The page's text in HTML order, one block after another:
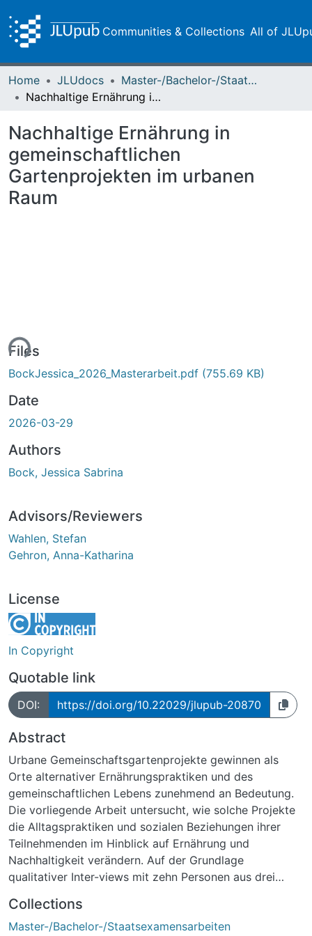
Communities & Collections All of
Home JLUdocs
Master-/Bachelor-/Staatsexamensarbeiten
Nachhaltige Ernährung in gemeinschaftlichen Gartenprojekten im urbanen Raum
Nachhaltige Ernährung in
gemeinschaftlichen
Gartenprojekten im urbanen
Raum
Files
BockJessica_2026_Masterarbeit.pdf (755.69 KB)
Date
2026-03-29
Authors
Bock, Jessica Sabrina
Advisors/Reviewers
Wahlen, Stefan
Gehron, Anna-Katharina
License
In Copyright
Quotable link
DOI: https://doi.org/10.22029/jlupub-20870
Abstract
Urbane Gemeinschaftsgartenprojekte gewinnen als
Orte alternativer Ernährungspraktiken und des
gemeinschaftlichen Lebens zunehmend an Bedeutung.
Die vorliegende Arbeit untersucht, wie solche Projekte
die Alltagspraktiken und sozialen Beziehungen ihrer
Teilnehmenden im Hinblick auf Ernährung und
Nachhaltigkeit verändern. Auf der Grundlage
qualitativer Inter-views mit zehn Personen aus drei
Teilnahmeformen, Ernährungs- und Konsumpraktiken,
Projektpraxis und Rollenverständnis, soziale
Collections
Master-/Bachelor-/Staatsexamensarbeiten